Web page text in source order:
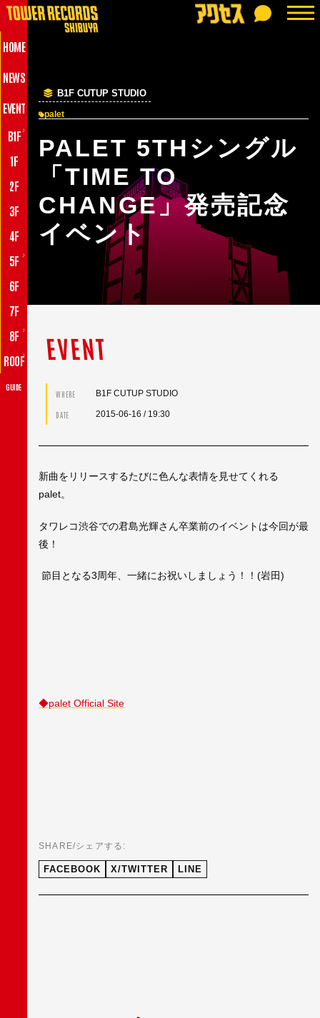
HOME
NEWS
EVENT
B1F ♪
1F
2F
3F
4F
5F
♪
6F
7F
8F
♪
ROOF♪
GUIDE
B1F CUTUP STUDIO
palet
PALET 5THシングル
「TIME TO
CHANGE」発売記念
イベント
EVENT
WHERE B1F CUTUP STUDIO
DATE 2015-06-16 / 19:30
新曲をリリースするたびに色んな表情を見せてくれる
palet。
タワレコ渋谷での君島光輝さん卒業前のイベントは今回が最
後！
節目となる3周年、一緒にお祝いしましょう！！(岩田)
◆palet Official Site
SHARE/シェアする:
FACEBOOK X/TWITTER LINE